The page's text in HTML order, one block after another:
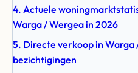
4. Actuele
Warga / Wergea in 2026
5. Directe verkoop in Warga
bezichtigingen